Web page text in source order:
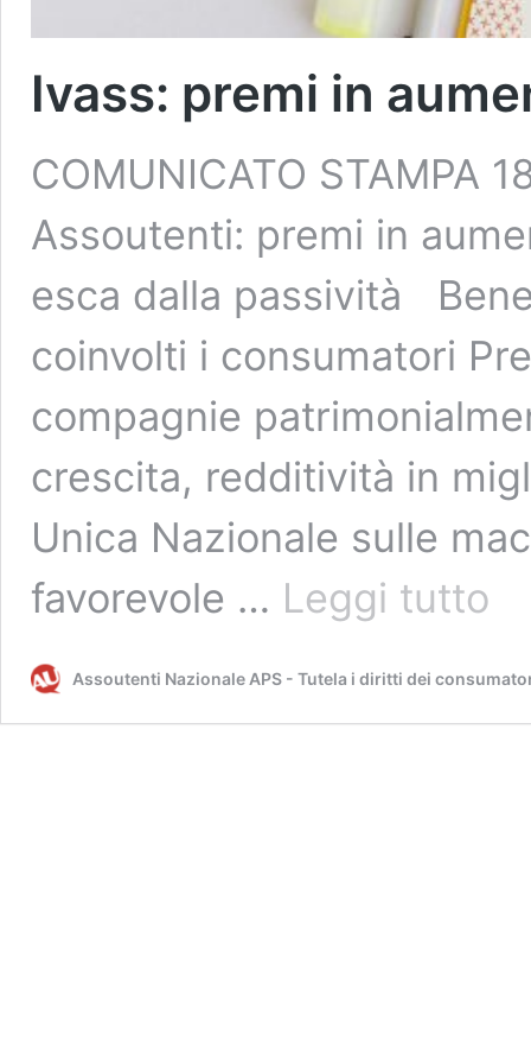
Ivass: premi in
COMUNICATO
Assoutenti: premi in
esca dalla passività
coinvolti i consumatori
compagnie
crescita, redditività in
Unica Nazionale sulle
favorevole … Leggi tutto
Assoutenti Nazionale APS - Tutela i diritti dei